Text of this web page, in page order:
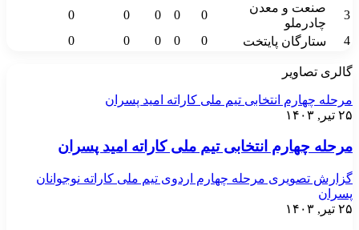
3
صنعت و معدن
چادرملو
0
0
0
0
0
4
ستارگان پایتخت 0
0
0
0
0
گالری تصاویر
مرحله چهارم انتخابی تیم ملی کاراته امید پسران
۲۵ تیر, ۱۴۰۳
مرحله چهارم انتخابی تیم ملی کاراته امید پسران
گزارش تصویری مرحله چهارم اردوی تیم ملی کاراته نوجوانان
پسران
۲۵ تیر, ۱۴۰۳